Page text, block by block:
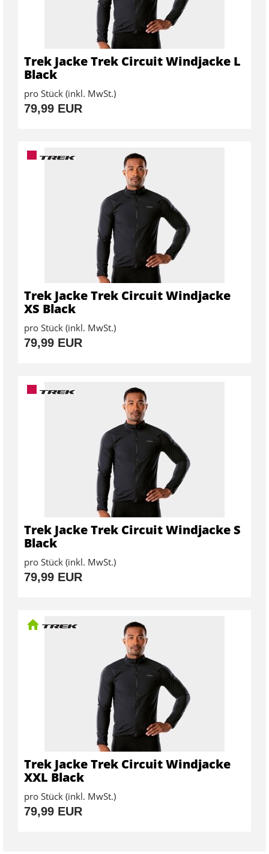
Trek Jacke Trek Circuit Windjacke L
Black
pro Stück (inkl. MwSt.)
79,99 EUR
Trek Jacke Trek Circuit Windjacke
XS Black
pro Stück (inkl. MwSt.)
79,99 EUR
Trek Jacke Trek Circuit Windjacke S
Black
pro Stück (inkl. MwSt.)
79,99 EUR
Trek Jacke Trek Circuit Windjacke
XXL Black
pro Stück (inkl. MwSt.)
79,99 EUR